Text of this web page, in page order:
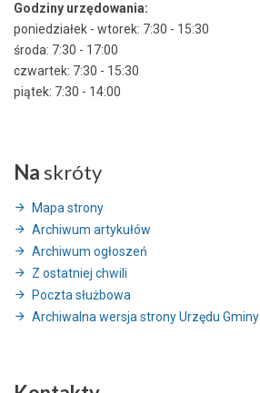
Godziny urzędowania:
poniedziałek - wtorek: 7:30 - 15:30
środa: 7:30 - 17:00
czwartek: 7:30 - 15:30
piątek: 7:30 - 14:00
Na skróty
Mapa strony
Archiwum artykułów
Archiwum ogłoszeń
Z ostatniej chwili
Poczta służbowa
Archiwalna wersja strony Urzędu Gminy